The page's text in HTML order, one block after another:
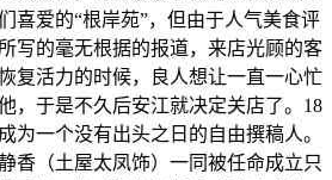
喜爱的“根岸苑”，但由于人气美食评
写的毫无根据的报道，来店光顾的客
复活力的时候，良人想让一直一心忙
，于是不久后安江就决定关店了。18
为一个没有出头之日的自由撰稿人。
香（土屋太凤饰）一同被任命成立只